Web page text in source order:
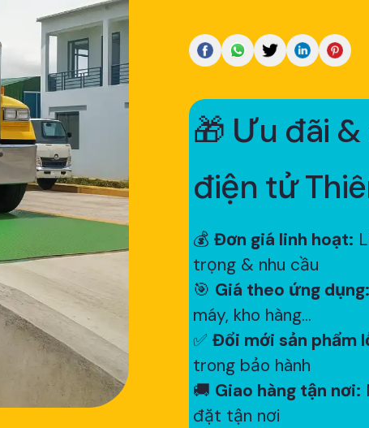
🎁 Ưu đãi
điện tử
💰 Đơn giá linh hoạt:
trọng & nhu cầu
🎯 Giá theo ứng dụng:
máy, kho hàng...
✅ Đổi mới sản phẩm
trong bảo hành
🚚 Giao hàng tận nơi:
đặt tận nơi